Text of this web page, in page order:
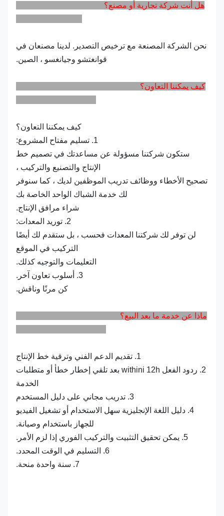
هل أنت شركة تجارية أو مصنع؟
نحن الشركة المصنعة مع ترخيص التصدير. لدينا مصنعان في
قوانغتشو وجيانغسو ، الصين.
كيف يمكننا التعاون؟
كيف يمكننا التعاون؟
ستكون شركتنا مسؤولة عن مساعدتك في تصميم خط
الإنتاج والتصنيع والتركيب ،
تصحيح الأخطاء ووظائف تدريب الموظفين لديك ، كما سنوفر
لك خدمة الشباك الواحد الخاصة بك
شراء مرافق الإنتاج.
لن توفر لك شركتنا المعدات فحسب ، بل ستقدم لك أيضًا
التركيب في الموقع
التعليمات والتوجيه كذلك.
كن مرنًا وناقش.
ماذا عن خدمة ما بعد البيع؟
2. ردود الفعل withini 12h بعد تلقي إخطار خطأ أو متطلبات
الخدمة
4. دليل اللغة الإنجليزية سهل الاستخدام أو تشغيل الفيديو
للجهاز باستخدام وصيانة.